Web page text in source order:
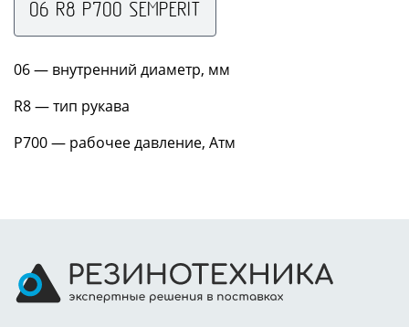
06 R8 P700 SEMPERIT
06 — внутренний диаметр, мм
R8 — тип рукава
P700 — рабочее давление, Атм